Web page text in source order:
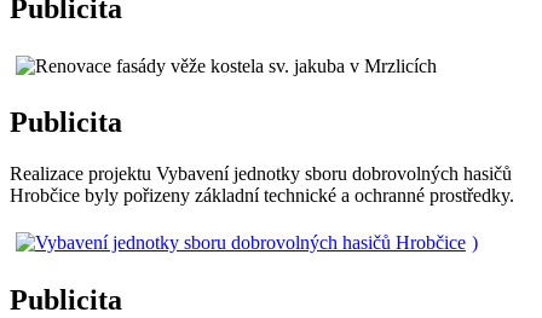
Publicita
Publicita
Realizace projektu Vybavení jednotky sboru dobrovolných hasičů
Hrobčice byly pořizeny základní technické a ochranné prostředky.
)
Publicita